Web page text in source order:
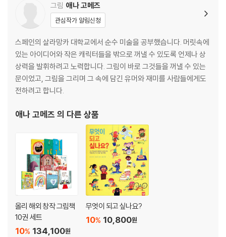
그림 애나 고메즈
관심작가 알림신청
스페인의 살라망카 대학교에서 순수 미술을 공부했습니다. 머릿속에
있는 아이디어와 작은 캐릭터들을 밖으로 꺼낼 수 있도록 언제나 상
상력을 발휘하려고 노력합니다. 그림이 바로 그것들을 꺼낼 수 있는
문이었고, 그림을 그리며 그 속에 담긴 유머와 재미를 사람들에게도
전하려고 합니다.
애나 고메즈 의 다른 상품
올리 해외 창작 그림책
10권 세트
134,100원
10%
무엇이 되고 싶나요?
10,800원
10%